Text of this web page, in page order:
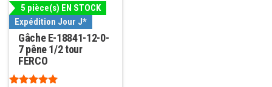
5 pièce(s) EN STOCK
Expédition Jour J*
Gâche E-18841-12-0-
7 pêne 1/2 tour
FERCO